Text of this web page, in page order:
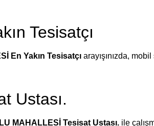
Tesisatçı
En Yakın Tesisatçı arayışınızda,
Ustası.
MAHALLESİ Tesisat Ustası. ile